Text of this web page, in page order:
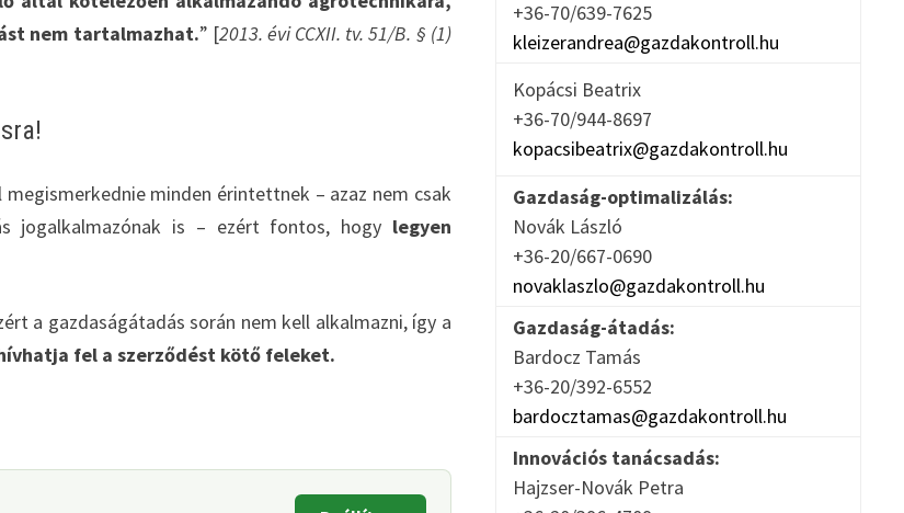
nem tartalmazhat.” [2013. évi CCXII. tv. 51/B. § (1)
megismerkednie minden érintettnek – azaz nem csak
jogalkalmazónak is – ezért fontos, hogy legyen
a gazdaságátadás során nem kell alkalmazni, így a
fel a szerződést kötő feleket.
+36-70/639-7625
kleizerandrea@gazdakontroll.hu
Kopácsi Beatrix
+36-70/944-8697
kopacsibeatrix@gazdakontroll.hu
Gazdaság-optimalizálás:
Novák László
+36-20/667-0690
novaklaszlo@gazdakontroll.hu
Gazdaság-átadás:
Bardocz Tamás
+36-20/392-6552
bardocztamas@gazdakontroll.hu
Innovációs tanácsadás:
Hajzser-Novák Petra